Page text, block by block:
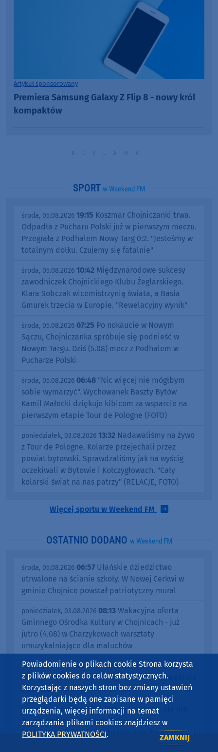
Artykuł sponsorowany
Premiera Samsung Galaxy Z Flip 8 - nowy król
kompaktów
SPORT w Weekend FM
środa, 05.08.2026 19:15 Koszmar Chojniczanki trwa.
Odpadła z Pucharu Polski już w pierwszym meczu.
Przegrała z Podhalem Nowy Targ 0:2. "Jesteśmy w
totalnym dołku. Czujemy się fatalnie"
środa, 05.08.2026 10:42 Międzynarodowe sukcesy
zawodniczek Chojnickiego Klubu Żeglarskiego.
Klara Sobczak wicemistrzynią świata, a Basia
Gmurek trzecia w Europie. "Rewelacyjny wynik"
środa, 05.08.2026 07:25 Po nokaucie w Nowym
Sączu, Chojniczanka spróbuje się podnieść w
Nowym Targu. Dziś (5.08) mecz z Podhalem w
Pucharze Polski
środa, 05.08.2026 06:48 "Nic więcej nie mógłbym
sobie wymarzyć". Wychowanek Baszty Bytów
Kamil Małecki dziękuje kibicom za wsparcie na
pierwszym etapie Tour de Pologne (FOTO)
poniedziałek, 03.08.2026 13:32 Nadawaliśmy na żywo
z Tour de Pologne. Kolarze przejechali przez
powiat bytowski. Sprawdzaliśmy jak na wyścig
oczekiwali w Bytowie i Kołczygłowach. "Cały
kolarski świat na nas patrzy" (RELACJE, FOTO)
Więcej sportu w Weekend FM
OSTATNIO DODANO w Weekend FM
środa, 05.08.2026 06:57 Ułańskie dziedzictwo
utrwalone na ścianie szkoły. W Nowej Cerkwi w
gminie Chojnice powstał patriotyczny mural
poniedziałek, 03.08.2026 08:13 Wakacyjna oferta
Gminnego Ośrodka Kultury w Chojnicach - już
jutro (4.08) w Charzykowach warsztaty
umuzykalniające dla maluchów
sobota, 01.08.2026 08:41Pożar łódki na Jeziorze
Charzykowskim. Dwie osoby same ewakuowały się
z pokładu
czwartek, 30.07.2026 07:14Jest wykonawca, ale nie
ma zezwolenia na prowadzenie prac
budowlanych. Kiedy powstanie ścieżka wzdłuż
drogi wojewódzkiej nr 212 w gminie Chojnice?
Powiadomienie o plikach cookie Strona korzysta
z plików cookies do celów statystycznych.
Korzystając z naszych stron bez zmiany ustawień
przeglądarki będą one zapisane w pamięci
urządzenia, więcej informacji na temat
zarządzania plikami cookies znajdziesz w
POLITYKA PRYWATNOŚCI. ZAMKNIJ